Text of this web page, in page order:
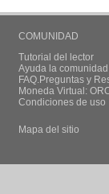
COMUNIDAD
Tutorial del lector
Ayuda la
FAQ.Preguntas y
Moneda Virtual:
Condiciones de uso
Mapa del sitio